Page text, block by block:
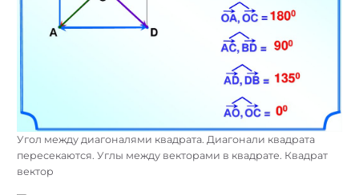
Угол между диагоналями квадрата. Диагонали квадрата
пересекаются. Углы между векторами в квадрате. Квадрат
вектор